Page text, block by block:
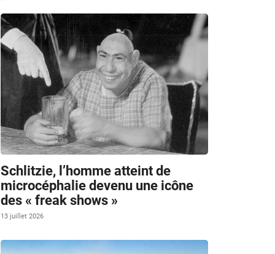
Schlitzie, l’homme atteint de
microcéphalie devenu une icône
des « freak shows »
13 juillet 2026